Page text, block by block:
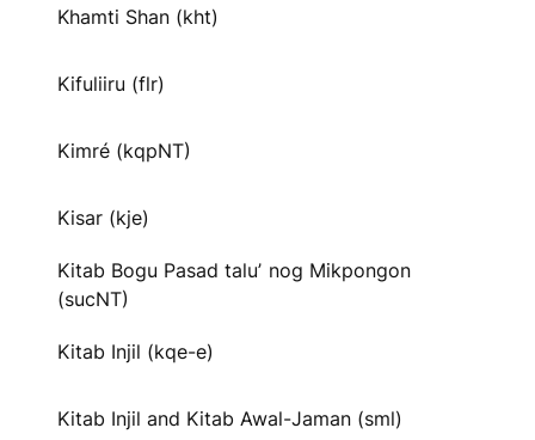
Khamti Shan (kht)
Kifuliiru (flr)
Kimré (kqpNT)
Kisar (kje)
Kitab Bogu Pasad taluʼ nog Mikpongon
(sucNT)
Kitab Injil (kqe-e)
Kitab Injil and Kitab Awal-Jaman (sml)